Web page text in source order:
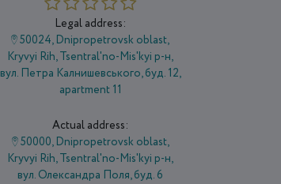
Legal address:
50024, Dnipropetrovsk oblast,
Kryvyi Rih, Tsentral'no-Mis'kyi р-н,
вул. Петра Калнишевського, буд. 12,
apartment 11
Actual address:
50000, Dnipropetrovsk oblast,
Kryvyi Rih, Tsentral'no-Mis'kyi р-н,
вул. Олександра Поля, буд. 6